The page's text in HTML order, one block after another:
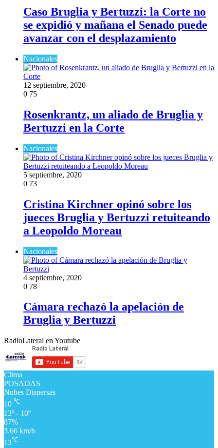
Caso Bruglia y Bertuzzi: la Corte no
se expidió y mañana el Senado puede
avanzar con el desplazamiento
Nacionales
12 septiembre, 2020
0 75
Rosenkrantz, un aliado de Bruglia y
Bertuzzi en la Corte
Nacionales
5 septiembre, 2020
0 73
Cristina Kirchner opinó sobre los
jueces Bruglia y Bertuzzi retuiteando
a Leopoldo Moreau
Nacionales
4 septiembre, 2020
0 78
Cámara rechazó la apelación de
Bruglia y Bertuzzi
RadioLateral en Youtube
Clima
POSADAS
Nubes Dispersas
10 ℃
13º - 10º
87%
3.66 km/h
13℃